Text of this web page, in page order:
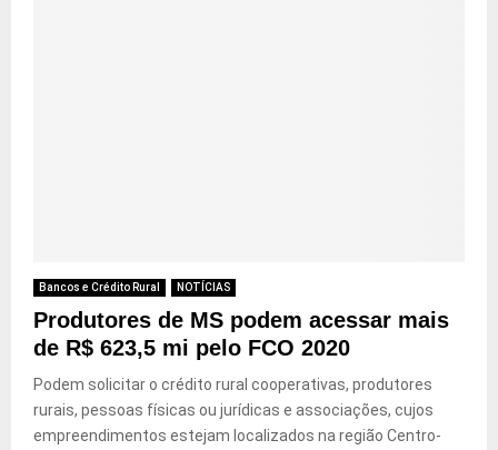
Bancos e Crédito Rural NOTÍCIAS
Produtores de MS podem acessar mais
de R$ 623,5 mi pelo FCO 2020
Podem solicitar o crédito rural cooperativas, produtores
rurais, pessoas físicas ou jurídicas e associações, cujos
empreendimentos estejam localizados na região Centro-